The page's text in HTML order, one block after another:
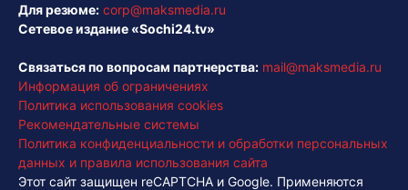
Для резюме: corp@maksmedia.ru
Сетевое издание «Sochi24.tv»
Связаться по вопросам партнерства: mail@maksmedia.ru
Информация об ограничениях
Политика использования cookies
Рекомендательные системы
Политика конфиденциальности и обработки персональных
данных и правила использования сайта
Этот сайт защищен reCAPTCHA и Google. Применяются